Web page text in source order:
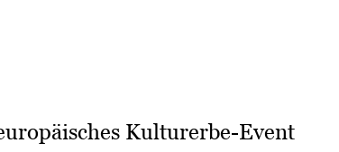
Kulturerbe-Event